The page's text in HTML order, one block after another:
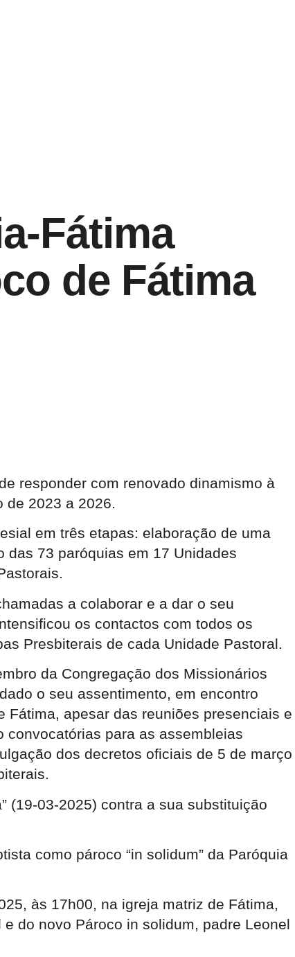
Fátima
de Fátima
responder com renovado dinamismo à
de 2023 a 2026.
em três etapas: elaboração de uma
73 paróquias em 17 Unidades
a colaborar e a dar o seu
os contactos com todos os
Presbiterais de cada Unidade Pastoral.
da Congregação dos Missionários
o seu assentimento, em encontro
Fátima, apesar das reuniões presenciais e
convocatórias para as assembleias
dos decretos oficiais de 5 de março
(19-03-2025) contra a sua substituição
como pároco “in solidum” da Paróquia
às 17h00, na igreja matriz de Fátima,
do novo Pároco in solidum, padre Leonel